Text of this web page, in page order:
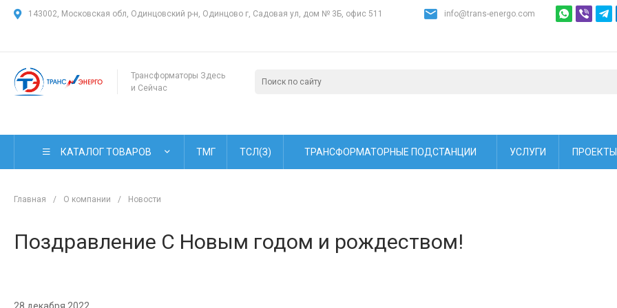
143002, Московская обл, Одинцовский р-н, Одинцово г, Садовая ул, дом № 3Б, офис 511 info@trans-energo.com
Трансформаторы Здесь
и Сейчас
КАТАЛОГ ТОВАРОВ ТМГ ТСЛ(З) ТРАНСФОРМАТОРНЫЕ ПОДСТАНЦИИ УСЛУГИ ПРОЕКТЫ
Главная / О компании / Новости
Поздравление С Новым годом и рождеством!